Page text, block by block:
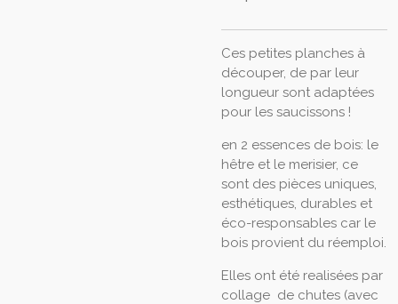
Ces petites planches à
découper, de par leur
longueur sont adaptées
pour les saucissons !
en 2 essences de bois: le
hêtre et le merisier, ce
sont des pièces uniques,
esthétiques, durables et
éco-responsables car le
bois provient du réemploi.
Elles ont été realisées par
collage de chutes (avec